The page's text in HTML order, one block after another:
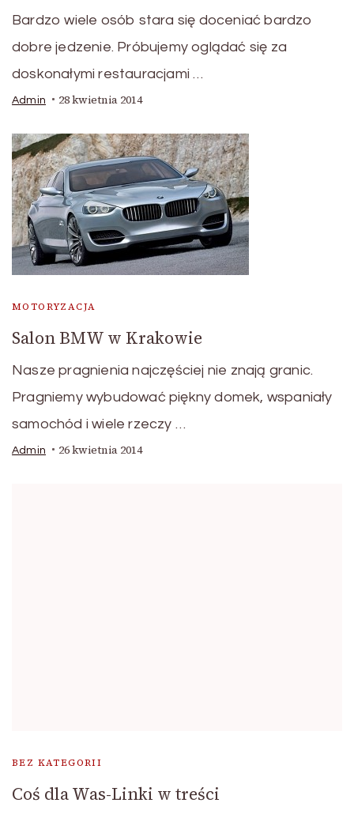
Bardzo wiele osób stara się doceniać bardzo
dobre jedzenie. Próbujemy oglądać się za
doskonałymi restauracjami …
Admin 28 kwietnia 2014
MOTORYZACJA
Salon BMW w Krakowie
Nasze pragnienia najczęściej nie znają granic.
Pragniemy wybudować piękny domek, wspaniały
samochód i wiele rzeczy …
Admin 26 kwietnia 2014
BEZ KATEGORII
Coś dla Was-Linki w treści